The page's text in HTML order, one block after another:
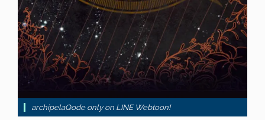
archipelaQode only on LINE Webtoon!